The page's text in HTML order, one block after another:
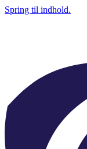
Spring til indhold.